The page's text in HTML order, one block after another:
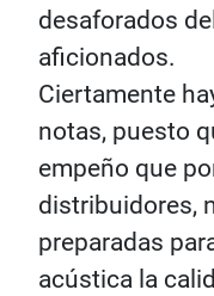
desaforados
aficionados.
Ciertamente
notas, puesto
empeño que
distribuidores,
preparadas
acústica la